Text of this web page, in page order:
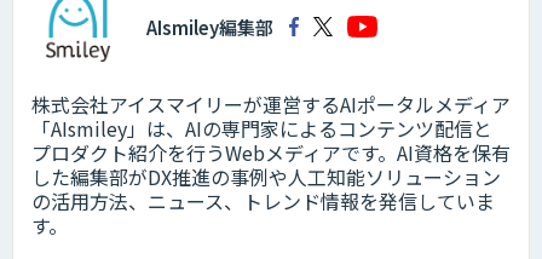
AIsmiley編集部
株式会社アイスマイリーが運営するAIポータルメディア
「AIsmiley」は、AIの専門家によるコンテンツ配信と
プロダクト紹介を行うWebメディアです。AI資格を保有
した編集部がDX推進の事例や人工知能ソリューション
の活用方法、ニュース、トレンド情報を発信していま
す。